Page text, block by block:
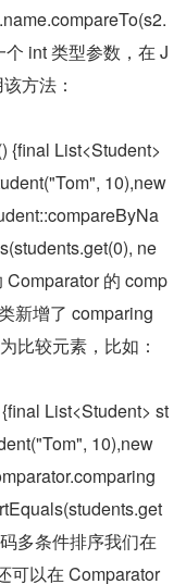
int 类型参数，在 J
方法：
{final List<Student>
10),new
ne
的 comp
新增了 comparing
比较元素，比如：
List<Student> st
10),new
多条件排序我们在
可以在 Comparator